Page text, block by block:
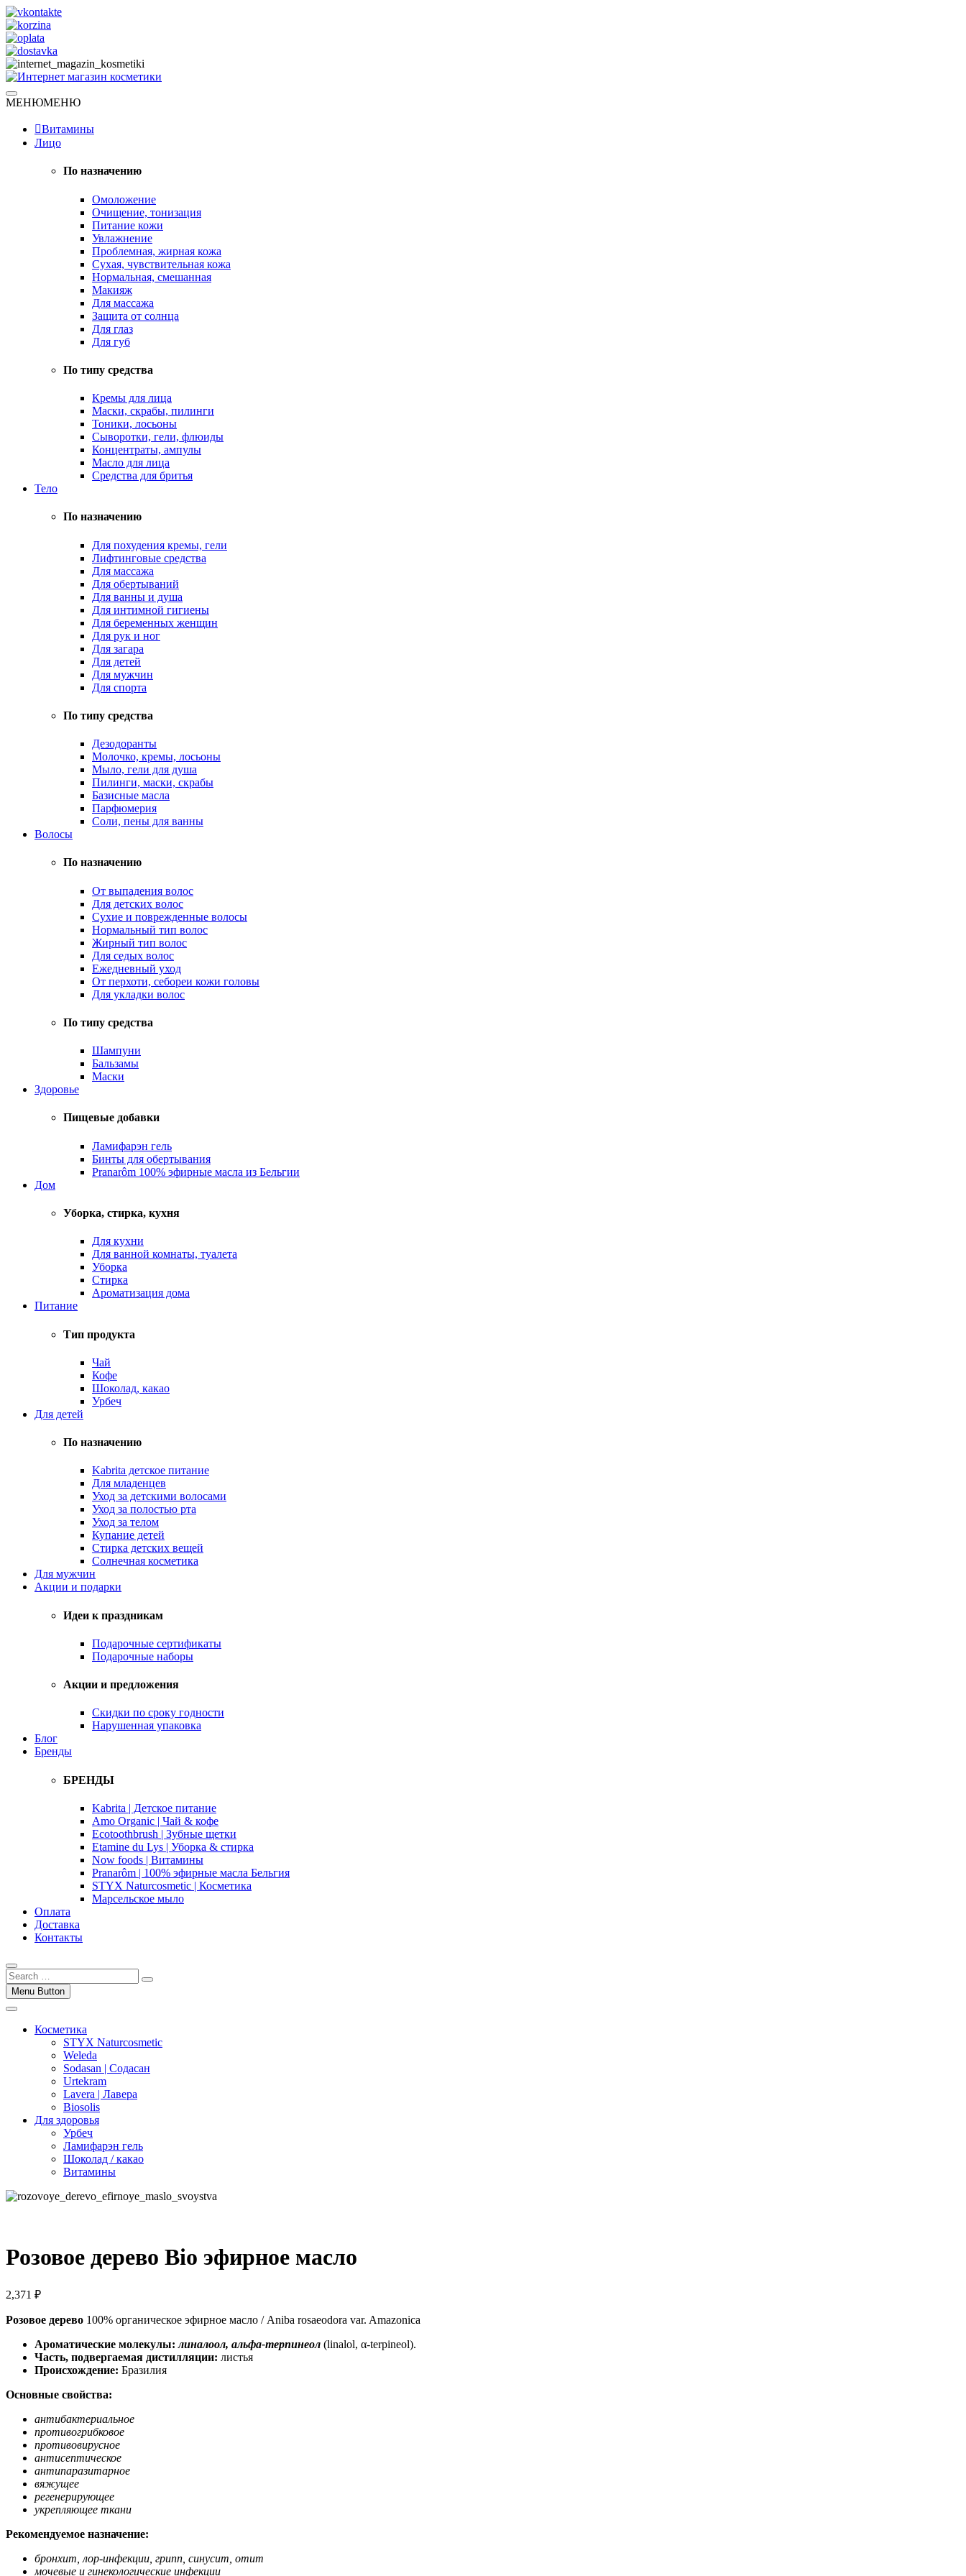
Skip
to
content
Интернет магазин косметики
Натуральная косметика
МЕНЮМЕНЮ
Витамины
Лицо
По назначению
Омоложение
Очищение, тонизация
Питание кожи
Увлажнение
Проблемная, жирная кожа
Сухая, чувствительная кожа
Нормальная, смешанная
Макияж
Для массажа
Защита от солнца
Для глаз
Для губ
По типу средства
Кремы для лица
Маски, скрабы, пилинги
Тоники, лосьоны
Сыворотки, гели, флюиды
Концентраты, ампулы
Масло для лица
Средства для бритья
Тело
По назначению
Для похудения кремы, гели
Лифтинговые средства
Для массажа
Для обертываний
Для ванны и душа
Для интимной гигиены
Для беременных женщин
Для рук и ног
Для загара
Для детей
Для мужчин
Для спорта
По типу средства
Дезодоранты
Молочко, кремы, лосьоны
Мыло, гели для душа
Пилинги, маски, скрабы
Базисные масла
Парфюмерия
Соли, пены для ванны
Волосы
По назначению
От выпадения волос
Для детских волос
Сухие и поврежденные волосы
Нормальный тип волос
Жирный тип волос
Для седых волос
Ежедневный уход
От перхоти, себореи кожи головы
Для укладки волос
По типу средства
Шампуни
Бальзамы
Маски
Здоровье
Пищевые добавки
Ламифарэн гель
Бинты для обертывания
Pranarôm 100% эфирные масла из Бельгии
Дом
Уборка, стирка, кухня
Для кухни
Для ванной комнаты, туалета
Уборка
Стирка
Ароматизация дома
Питание
Тип продукта
Чай
Кофе
Шоколад, какао
Урбеч
Для детей
По назначению
Kabrita детское питание
Для младенцев
Уход за детскими волосами
Уход за полостью рта
Уход за телом
Купание детей
Стирка детских вещей
Солнечная косметика
Для мужчин
Акции и подарки
Идеи к праздникам
Подарочные сертификаты
Подарочные наборы
Акции и предложения
Скидки по сроку годности
Нарушенная упаковка
Блог
Бренды
БРЕНДЫ
Kabrita | Детское питание
Amo Organic | Чай & кофе
Ecotoothbrush | Зубные щетки
Etamine du Lys | Уборка & стирка
Now foods | Витамины
Pranarôm | 100% эфирные масла Бельгия
STYX Naturcosmetic | Косметика
Марсельское мыло
Оплата
Доставка
Контакты
Menu Button
Косметика
STYX Naturcosmetic
Weleda
Sodasan | Содасан
Urtekram
Lavera | Лавера
Biosolis
Для здоровья
Урбеч
Ламифарэн гель
Шоколад / какао
Витамины
Розовое дерево Bio эфирное масло
2,371 ₽
Розовое дерево 100% органическое эфирное масло / Aniba rosaeodora var. Amazonica
Ароматические молекулы:линалоол, альфа-терпинеол (linalol, α-terpineol).
Часть, подвергаемая дистилляции: листья
Происхождение: Бразилия
Основные свойства:
антибактериальное
противогрибковое
противовирусное
антисептическое
антипаразитарное
вяжущее
регенерирующее
укрепляющее ткани
Рекомендуемое назначение:
бронхит, лор-инфекции, грипп, синусит, отит
мочевые и гинекологические инфекции